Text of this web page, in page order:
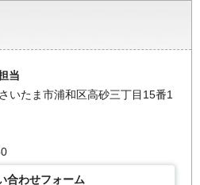
当
いたま市浦和区高砂三丁目15番1
合わせフォーム